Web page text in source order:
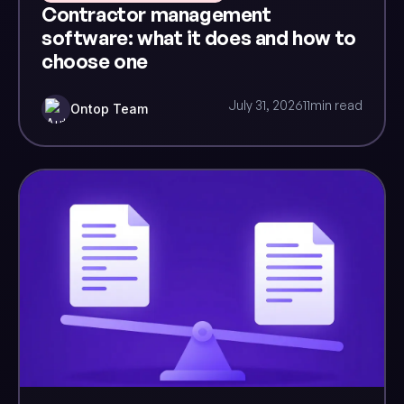
Contractor management
software: what it does and how to
choose one
Ontop Team July 31, 202611min read